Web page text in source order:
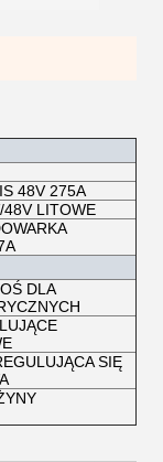
48V 275A
LITOWE
DLA
SIĘ